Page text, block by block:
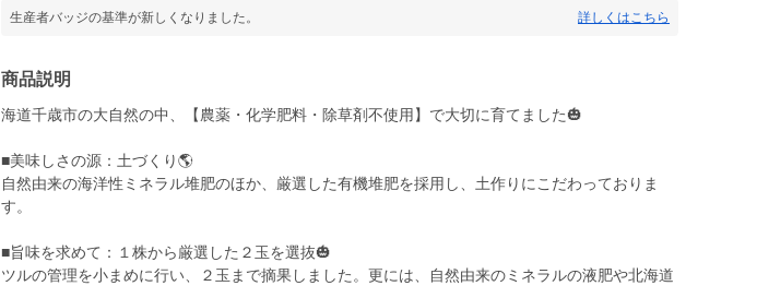
生産者バッジの基準が新しくなりました。 詳しくはこちら
商品説明
海道千歳市の大自然の中、【農薬・化学肥料・除草剤不使用】で大切に育てました🎃
■美味しさの源：土づくり🌎
自然由来の海洋性ミネラル堆肥のほか、厳選した有機堆肥を採用し、土作りにこだわっておりま
す。
■旨味を求めて：１株から厳選した２玉を選抜🎃
ツルの管理を小まめに行い、２玉まで摘果しました。更には、自然由来のミネラルの液肥や北海道